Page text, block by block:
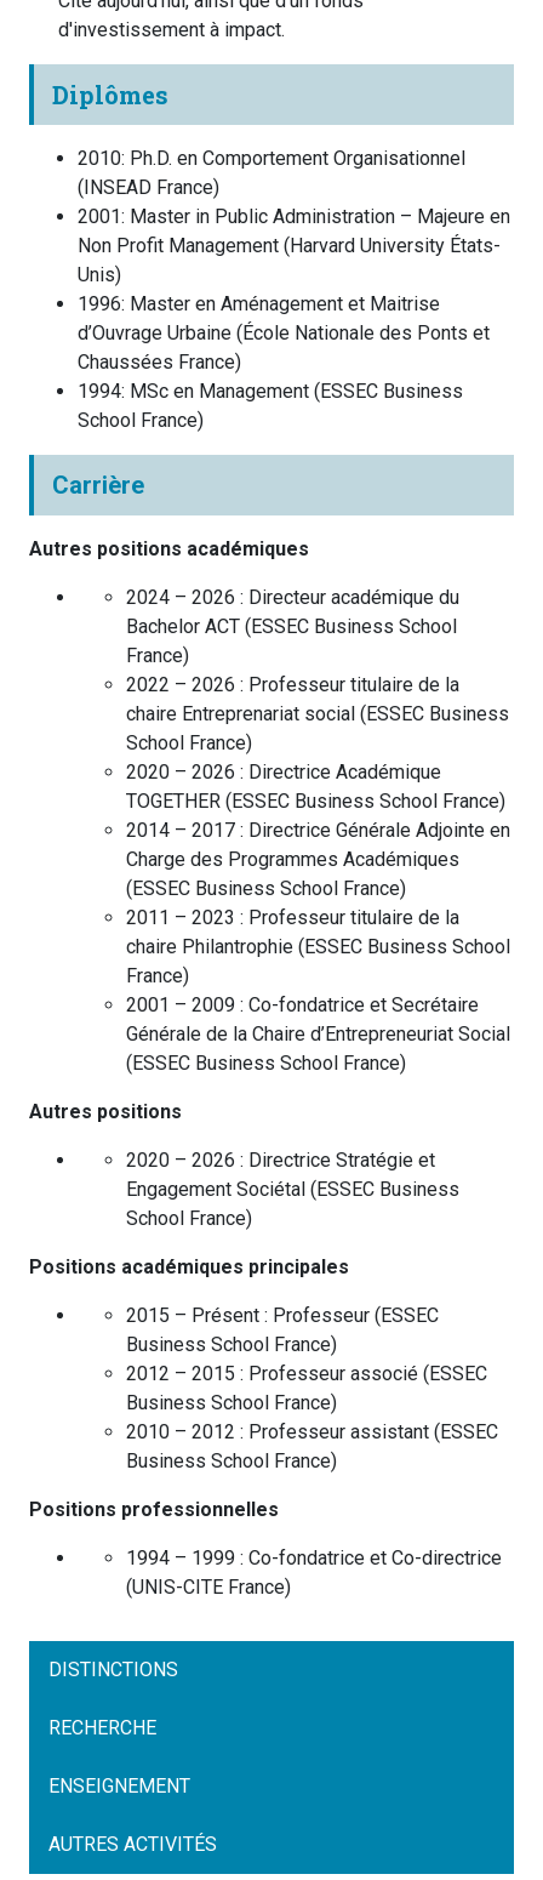
d'investissement à impact.
Diplômes
2010: Ph.D. en Comportement Organisationnel
( INSEAD France)
2001: Master in Public Administration – Majeure en
Non Profit Management ( Harvard University États-
Unis)
1996: Master en Aménagement et Maitrise
d’Ouvrage Urbaine ( École Nationale des Ponts et
Chaussées France)
1994: MSc en Management ( ESSEC Business
School France)
Carrière
Autres positions académiques
2024 – 2026 : Directeur académique du
Bachelor ACT ( ESSEC Business School
France)
2022 – 2026 : Professeur titulaire de la
chaire Entreprenariat social ( ESSEC Business
School France)
2020 – 2026 : Directrice Académique
TOGETHER ( ESSEC Business School France)
2014 – 2017 : Directrice Générale Adjointe en
Charge des Programmes Académiques
( ESSEC Business School France)
2011 – 2023 : Professeur titulaire de la
chaire Philantrophie ( ESSEC Business School
France)
2001 – 2009 : Co-fondatrice et Secrétaire
Générale de la Chaire d’Entrepreneuriat Social
( ESSEC Business School France)
Autres positions
2020 – 2026 : Directrice Stratégie et
Engagement Sociétal ( ESSEC Business
School France)
Positions académiques principales
2015 – Présent : Professeur ( ESSEC
Business School France)
2012 – 2015 : Professeur associé ( ESSEC
Business School France)
2010 – 2012 : Professeur assistant ( ESSEC
Business School France)
Positions professionnelles
1994 – 1999 : Co-fondatrice et Co-directrice
(UNIS-CITE France)
DISTINCTIONS
RECHERCHE
ENSEIGNEMENT
AUTRES ACTIVITÉS